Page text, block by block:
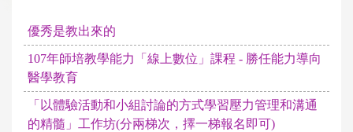
優秀是教出來的
107年師培教學能力「線上數位」課程 - 勝任能力導向
醫學教育
「以體驗活動和小組討論的方式學習壓力管理和溝通
的精髓」工作坊(分兩梯次，擇一梯報名即可)